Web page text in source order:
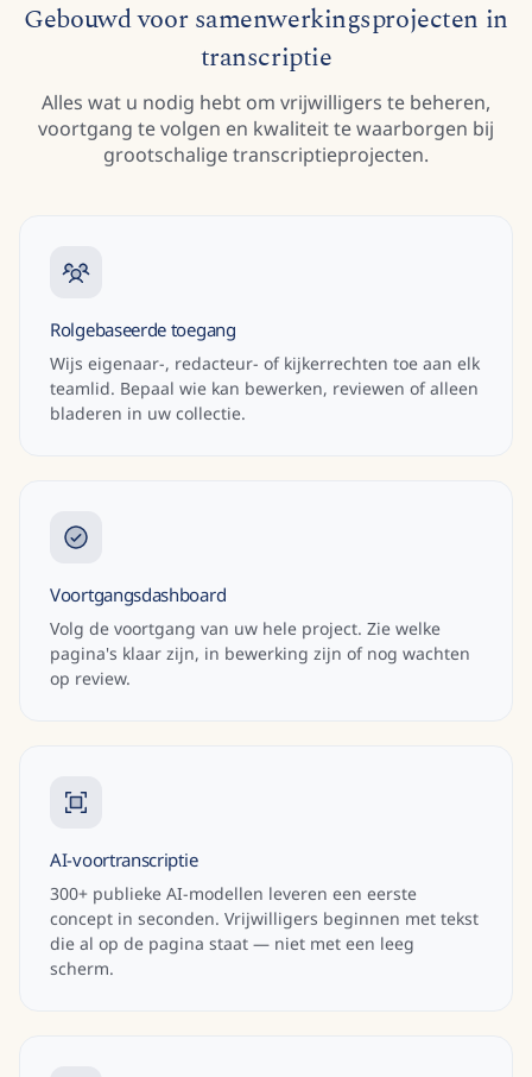
Gebouwd voor samenwerkingsprojecten in
transcriptie
Alles wat u nodig hebt om vrijwilligers te beheren,
voortgang te volgen en kwaliteit te waarborgen bij
grootschalige transcriptieprojecten.
Rolgebaseerde toegang
Wijs eigenaar-, redacteur- of kijkerrechten toe aan elk
teamlid. Bepaal wie kan bewerken, reviewen of alleen
bladeren in uw collectie.
Voortgangsdashboard
Volg de voortgang van uw hele project. Zie welke
pagina's klaar zijn, in bewerking zijn of nog wachten
op review.
AI-voortranscriptie
300+ publieke AI-modellen leveren een eerste
concept in seconden. Vrijwilligers beginnen met tekst
die al op de pagina staat — niet met een leeg
scherm.